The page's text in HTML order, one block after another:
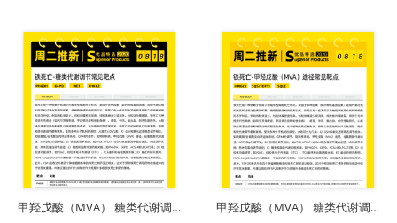
下载 甲羟戊酸（MVA） 糖类代谢调节（一） 下载 甲羟戊酸（MVA） 糖类代谢调节（二）